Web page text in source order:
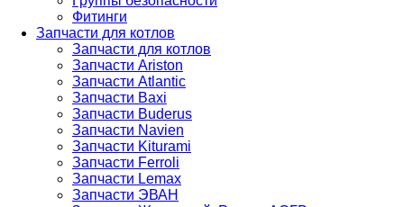
Фитинги
Запчасти для котлов
Запчасти для котлов
Запчасти Ariston
Запчасти Atlantic
Запчасти Baxi
Запчасти Buderus
Запчасти Navien
Запчасти Kiturami
Запчасти Ferroli
Запчасти Lemax
Запчасти ЭВАН